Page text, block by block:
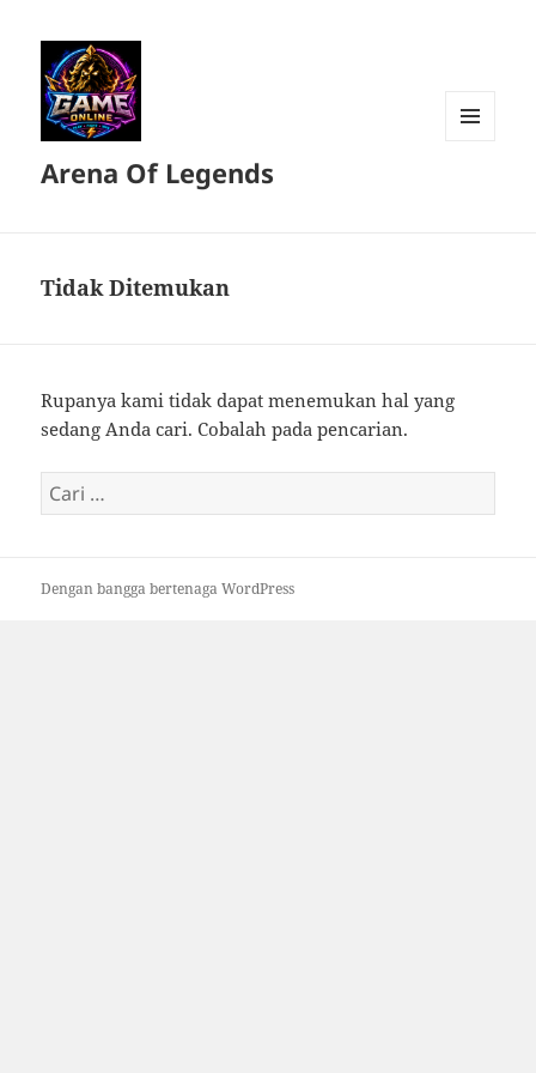
Arena Of Legends
Tidak Ditemukan
Rupanya kami tidak dapat menemukan hal yang
sedang Anda cari. Cobalah pada pencarian.
Cari
untuk:
Dengan bangga bertenaga WordPress